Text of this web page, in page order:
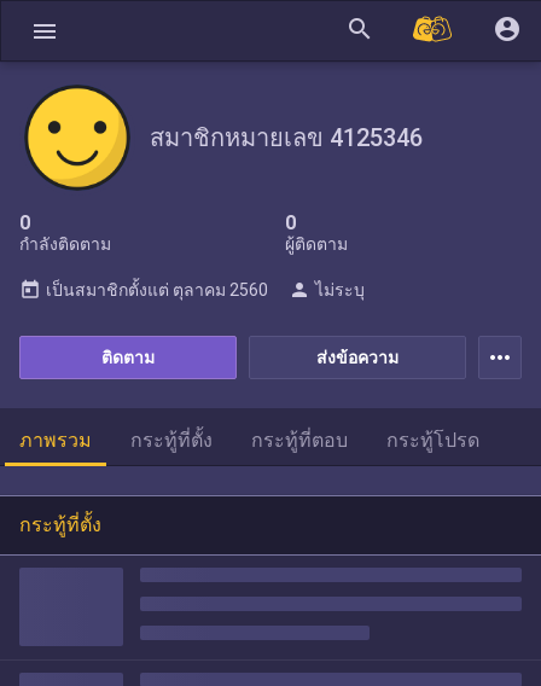
menu search account_circle
สมาชิกหมายเลข 4125346
0
กำลังติดตาม
0
ผู้ติดตาม
ส่งข้อความ
ติดตาม
today เป็นสมาชิกตั้งแต่ ตุลาคม 2560 person ไม่ระบุ
more_horiz
ภาพรวม กระทู้ที่ตั้ง กระทู้ที่ตอบ กระทู้โปรด
กระทู้ที่ตั้ง